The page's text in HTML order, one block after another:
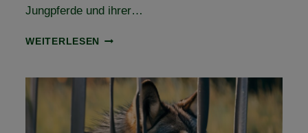
Jungpferde und ihrer…
WEITERLESEN
MITGLIEDER
JUNGPFERDE
DER
AUSBILDUNG